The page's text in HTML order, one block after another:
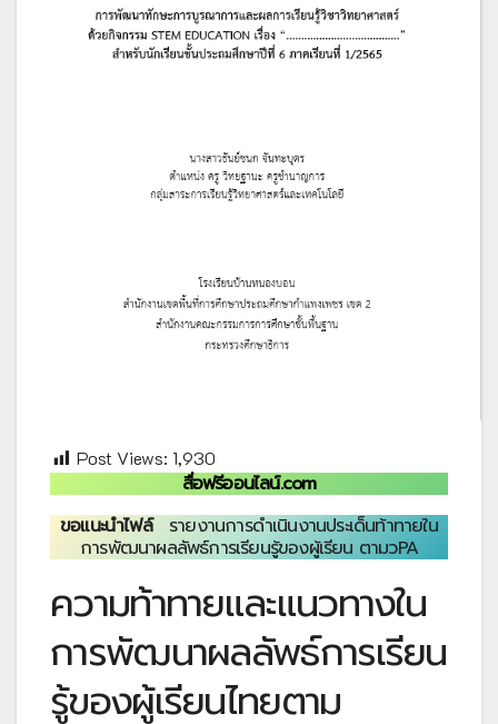
Post Views: 1,930
สื่อฟรีออนไลน์.com
ขอแนะนำไฟล์
รายงานการดำเนินงานประเด็นท้าทายใน
การพัฒนาผลลัพธ์การเรียนรู้ของผู้เรียน ตามวPA
ความท้าทายและแนวทางใน
การพัฒนาผลลัพธ์การเรียน
รู้ของผู้เรียนไทยตาม